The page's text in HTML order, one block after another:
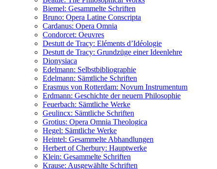
Biemel: Gesammelte Schriften
Bruno: Opera Latine Conscripta
Cardanus: Opera Omnia
Condorcet: Oeuvres
Destutt de Tracy: Eléments d’Idéologie
Destutt de Tracy: Grundzüge einer Ideenlehre
Dionysiaca
Edelmann: Selbstbibliographie
Edelmann: Sämtliche Schriften
Erasmus von Rotterdam: Novum Instrumentum
Erdmann: Geschichte der neuern Philosophie
Feuerbach: Sämtliche Werke
Geulincx: Sämtliche Schriften
Grotius: Opera Omnia Theologica
Hegel: Sämtliche Werke
Heintel: Gesammelte Abhandlungen
Herbert of Cherbury: Hauptwerke
Klein: Gesammelte Schriften
Krause: Ausgewählte Schriften